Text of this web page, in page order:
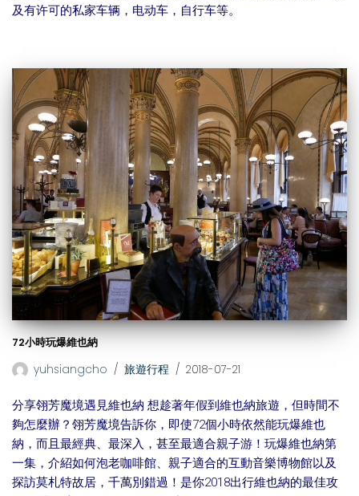
及有许可的私家车辆，电动车，自行车等。
72小時玩爆維也納
yuhsiangcho
旅遊行程 2018-07-21
分享翎芳魔境遇見維也納 想趁著年假到維也納旅遊，但時間不
夠怎麼辦？翎芳魔境告訴你，即使72個小時依然能玩爆維也
納，而且最經典、最深入，甚至最適合親子游！玩爆維也納第
一集，介紹如何泡老咖啡館、親子適合的互動音樂博物館以及
探訪莫札特故居，千萬別錯過！是你2018出行維也納的最佳攻